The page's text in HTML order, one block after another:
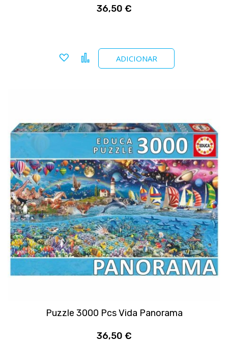
36,50 €
ADICIONAR
Adicionar a favoritos
Comparar
Puzzle 3000 Pcs Vida Panorama
36,50 €